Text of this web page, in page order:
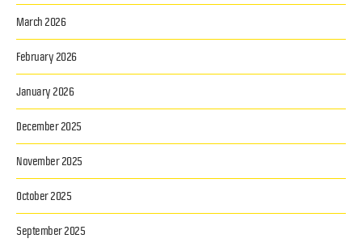
March 2026
February 2026
January 2026
December 2025
November 2025
October 2025
September 2025